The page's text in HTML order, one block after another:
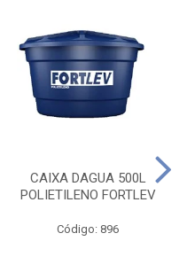
CAIXA DAGUA 500L
POLIETILENO FORTLEV
Código: 896